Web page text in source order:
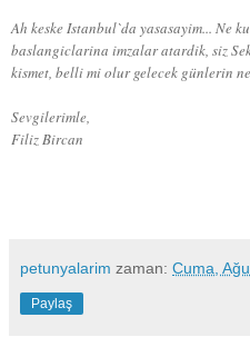
Ah keske Istanbul`da yasasayim... Ne
baslangiclarina imzalar atardik, siz
kismet, belli mi olur gelecek günlerin
Sevgilerimle,
Filiz Bircan
petunyalarim zaman: Cuma,
Paylaş